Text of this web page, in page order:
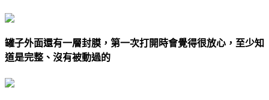
罐子外面還有一層封膜，第一次打開時會覺得很放心，至少知
道是完整、沒有被動過的